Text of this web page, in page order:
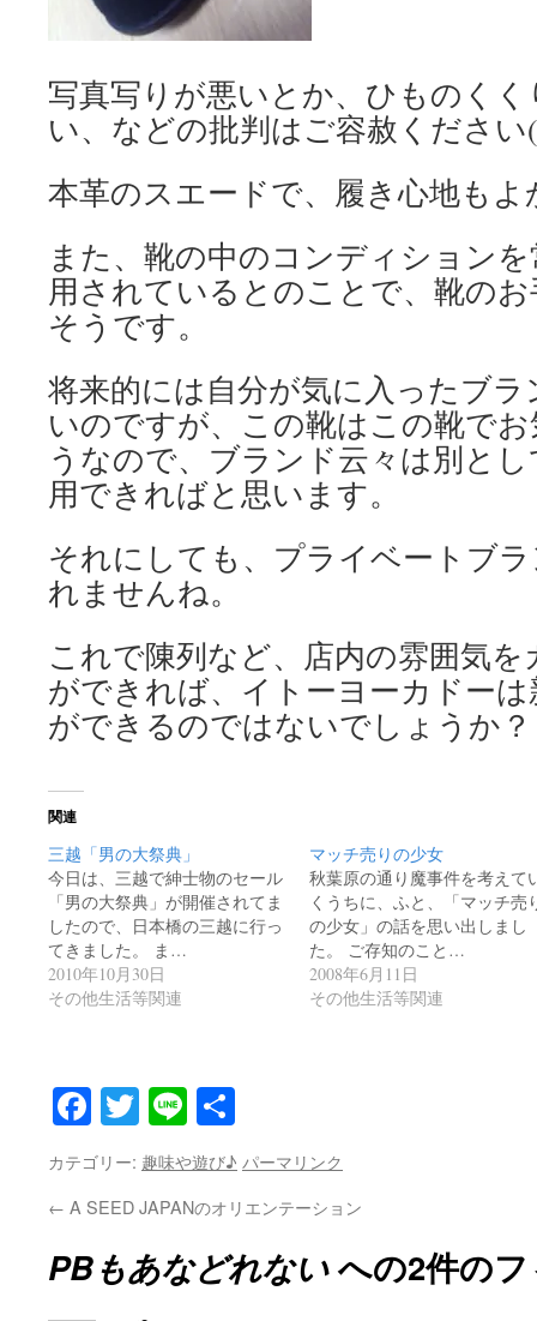
写真写りが悪いとか、ひものく
い、などの批判はご容赦ください
本革のスエードで、履き心地も
また、靴の中のコンディション
用されているとのことで、靴の
そうです。
将来的には自分が気に入ったブ
いのですが、この靴はこの靴で
うなので、ブランド云々は別と
用できればと思います。
それにしても、プライベートブ
れませんね。
これで陳列など、店内の雰囲気
ができれば、イトーヨーカドー
ができるのではないでしょうか？
関連
三越「男の大祭典」
今日は、三越で紳士物のセール
「男の大祭典」が開催されてま
したので、日本橋の三越に行っ
てきました。 ま…
2010年10月30日
その他生活等関連
マッチ売りの少女
秋葉原の通り魔事件を考えて
くうちに、ふと、「マッチ売
の少女」の話を思い出しまし
た。 ご存知のこと…
2008年6月11日
その他生活等関連
Facebook
Twitter
Line
有
カテゴリー: 趣味や遊び♪ パーマリンク
← A SEED JAPANのオリエンテーション
PBもあなどれないへの2件の